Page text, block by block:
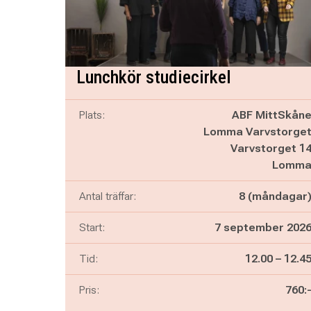
Lunchkör studiecirkel
Plats:
ABF MittSkåne
Lomma Varvstorget
Varvstorget 14
Lomma
Antal träffar: 8 (måndagar)
Start: 7 september 2026
Tid: Pågår mellan
12.00 – och
12.45
Pris: 760:-